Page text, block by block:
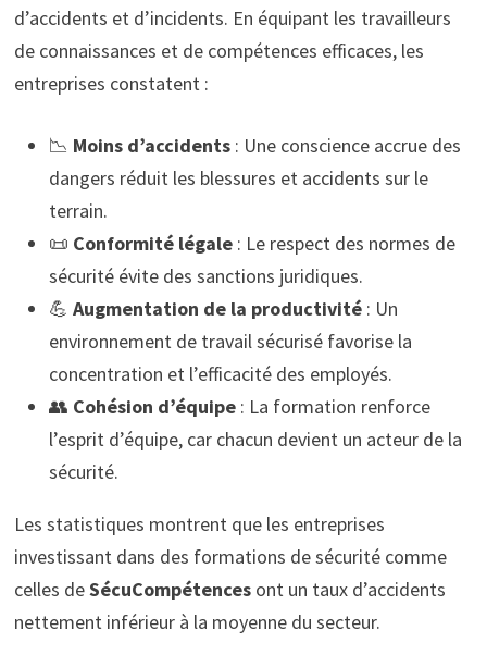
d’accidents et d’incidents. En équipant les travailleurs
de connaissances et de compétences efficaces, les
entreprises constatent :
📉 Moins d’accidents: Une conscience accrue des
dangers réduit les blessures et accidents sur le
terrain.
📜 Conformité légale: Le respect des normes de
sécurité évite des sanctions juridiques.
💪 Augmentation de la productivité: Un
environnement de travail sécurisé favorise la
concentration et l’efficacité des employés.
👥 Cohésion d’équipe: La formation renforce
l’esprit d’équipe, car chacun devient un acteur de la
sécurité.
Les statistiques montrent que les entreprises
investissant dans des formations de sécurité comme
celles deSécuCompétencesont un taux d’accidents
nettement inférieur à la moyenne du secteur.